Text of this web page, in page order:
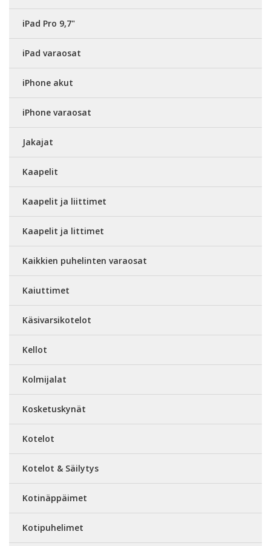
iPad Pro 9,7"
iPad varaosat
iPhone akut
iPhone varaosat
Jakajat
Kaapelit
Kaapelit ja liittimet
Kaapelit ja littimet
Kaikkien puhelinten varaosat
Kaiuttimet
Käsivarsikotelot
Kellot
Kolmijalat
Kosketuskynät
Kotelot
Kotelot & Säilytys
Kotinäppäimet
Kotipuhelimet